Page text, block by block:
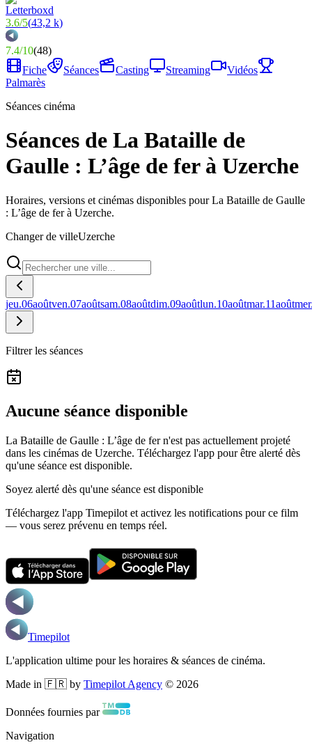
3.6/5(43,2 k)
7.4/10(48)
Fiche
Séances Casting Streaming
Vidéos
Palmarès
Séances cinéma
Séances de La Bataille de
Gaulle : L’âge de fer à Uzerche
Horaires, versions et cinémas disponibles pour La Bataille de Gaulle
: L’âge de fer à Uzerche.
Changer de villeUzerche
jeu.06aoûtven.07aoûtsam.08aoûtdim.09aoûtlun.10aoûtmar.11août
Filtrer les séances
Aucune séance disponible
La Bataille de Gaulle : L’âge de fer n'est pas actuellement projeté
dans les cinémas de Uzerche. Téléchargez l'app pour être alerté dès
qu'une séance est disponible.
Soyez alerté dès qu'une séance est disponible
Téléchargez l'app Timepilot et activez les notifications pour ce film
— vous serez prévenu en temps réel.
Timepilot
L'application ultime pour les horaires & séances de cinéma.
Made in 🇫🇷 by Timepilot Agency © 2026
Données fournies par
Navigation